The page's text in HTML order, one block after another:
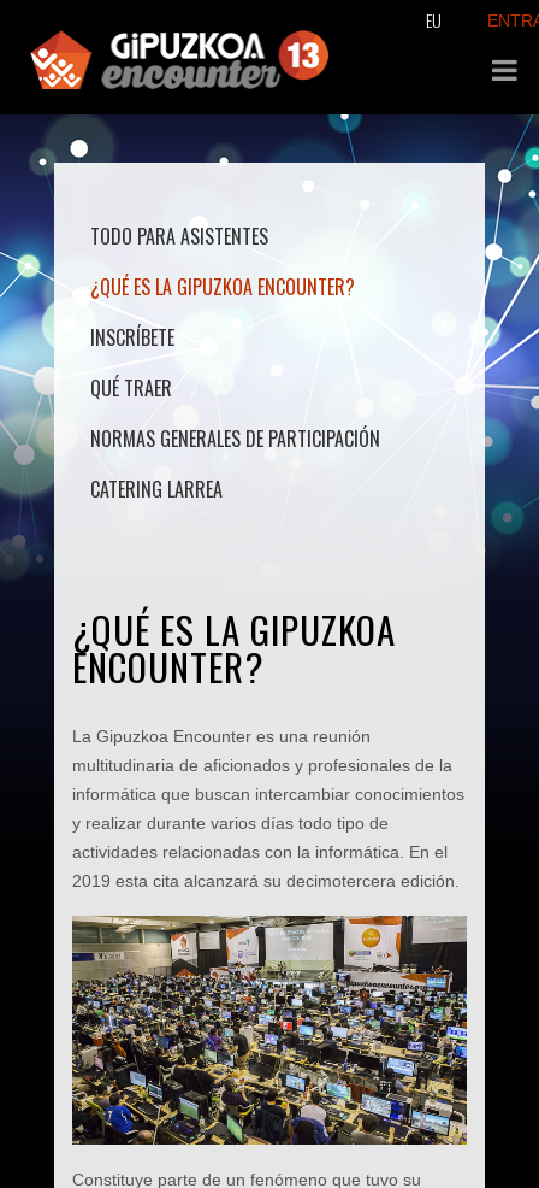
EU
TODO PARA ASISTENTES
¿QUÉ ES LA GIPUZKOA ENCOUNTER?
INSCRÍBETE
QUÉ TRAER
NORMAS GENERALES DE PARTICIPACIÓN
CATERING LARREA
¿QUÉ ES LA GIPUZKOA
ENCOUNTER?
La Gipuzkoa Encounter es una reunión
multitudinaria de aficionados y profesionales de la
informática que buscan intercambiar conocimientos
y realizar durante varios días todo tipo de
actividades relacionadas con la informática. En el
2019 esta cita alcanzará su decimotercera edición.
Constituye parte de un fenómeno que tuvo su